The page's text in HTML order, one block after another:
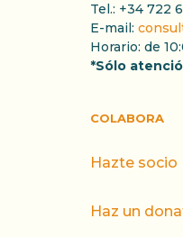
Tel.: +34 722
E-mail:
Horario: de
*Sólo
COLABORA
Hazte socio
Haz un